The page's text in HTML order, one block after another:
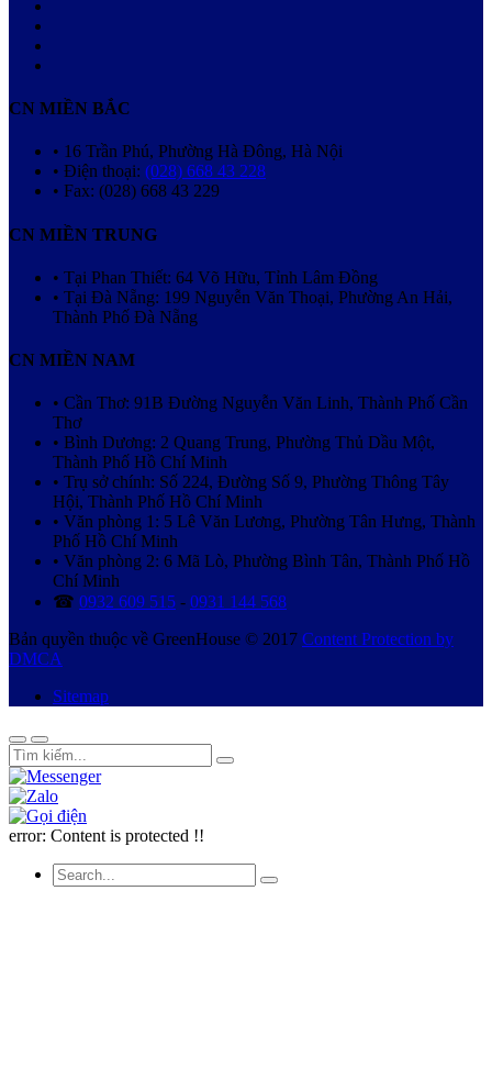
CN MIỀN BẮC
• 16 Trần Phú, Phường Hà Đông, Hà Nội
• Điện thoại: (028) 668 43 228
• Fax: (028) 668 43 229
CN MIỀN TRUNG
• Tại Phan Thiết: 64 Võ Hữu, Tỉnh Lâm Đồng
• Tại Đà Nẵng: 199 Nguyễn Văn Thoại, Phường An Hải,
Thành Phố Đà Nẵng
CN MIỀN NAM
• Cần Thơ: 91B Đường Nguyễn Văn Linh, Thành Phố Cần
Thơ
• Bình Dương: 2 Quang Trung, Phường Thủ Dầu Một,
Thành Phố Hồ Chí Minh
• Trụ sở chính: Số 224, Đường Số 9, Phường Thông Tây
Hội, Thành Phố Hồ Chí Minh
• Văn phòng 1: 5 Lê Văn Lương, Phường Tân Hưng, Thành
Phố Hồ Chí Minh
• Văn phòng 2: 6 Mã Lò, Phường Bình Tân, Thành Phố Hồ
Chí Minh
☎ 0932 609 515 - 0931 144 568
Bản quyền thuộc về GreenHouse © 2017 Content Protection by
DMCA
Sitemap
error: Content is protected !!